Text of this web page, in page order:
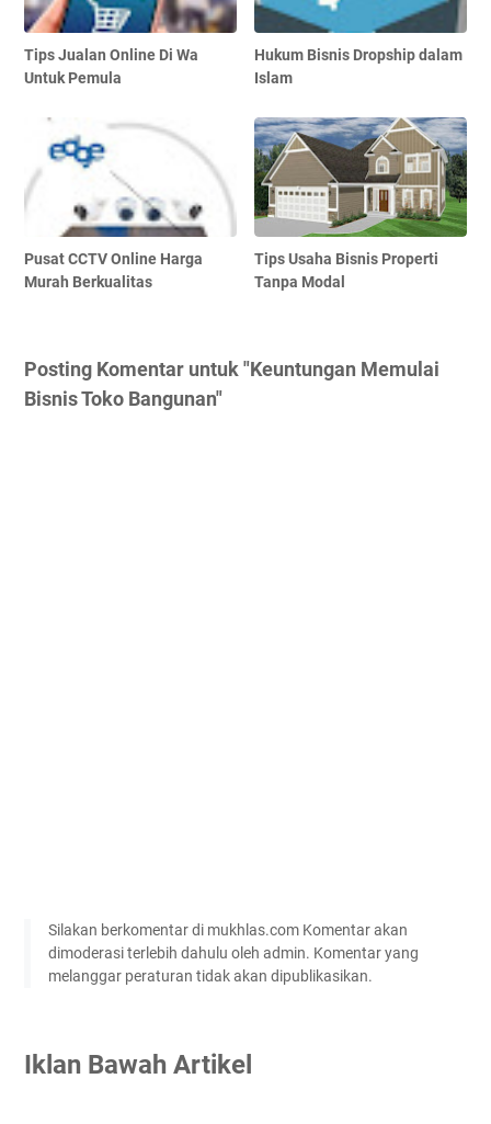
Tips Jualan Online Di Wa
Untuk Pemula
Hukum Bisnis Dropship dalam
Islam
Pusat CCTV Online Harga
Murah Berkualitas
Tips Usaha Bisnis Properti
Tanpa Modal
Posting Komentar untuk "Keuntungan Memulai
Bisnis Toko Bangunan"
Silakan berkomentar di mukhlas.com Komentar akan
dimoderasi terlebih dahulu oleh admin. Komentar yang
melanggar peraturan tidak akan dipublikasikan.
Iklan Bawah Artikel